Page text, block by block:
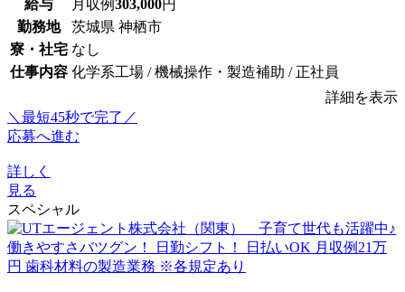
給与 月収例303,000円
勤務地
茨城県 神栖市
寮・社宅 なし
仕事内容 化学系工場 / 機械操作・製造補助 / 正社員
詳細を表示
＼最短45秒で完了／
応募へ進む
詳しく
見る
スペシャル